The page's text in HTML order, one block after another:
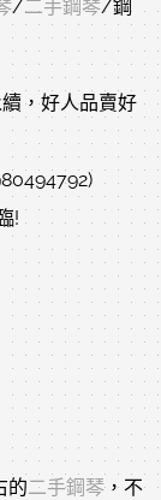
/二手鋼琴/鋼
，好人品賣好
!
的二手鋼琴，不